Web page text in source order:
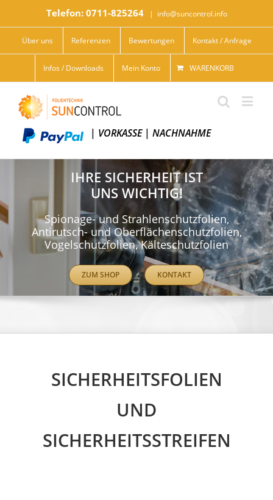
Telefon: 0711-825264 | info@suncontrol.info
Über uns Referenzen Bewertungen Kontakt / Anfrage
Infos / Downloads Mein Konto WARENKORB
| VORKASSE| NACHNAHME
IHRE SICHERHEIT IST
UNS WICHTIG!
Spionage- und Strahlenschutzfolien,
Antirutsch- und Oberflächenschutzfolien,
Vogelschutzfolien, Kälteschutzfolien
ZUM SHOP KONTAKT
SICHERHEITSFOLIEN
UND
SICHERHEITSSTREIFEN